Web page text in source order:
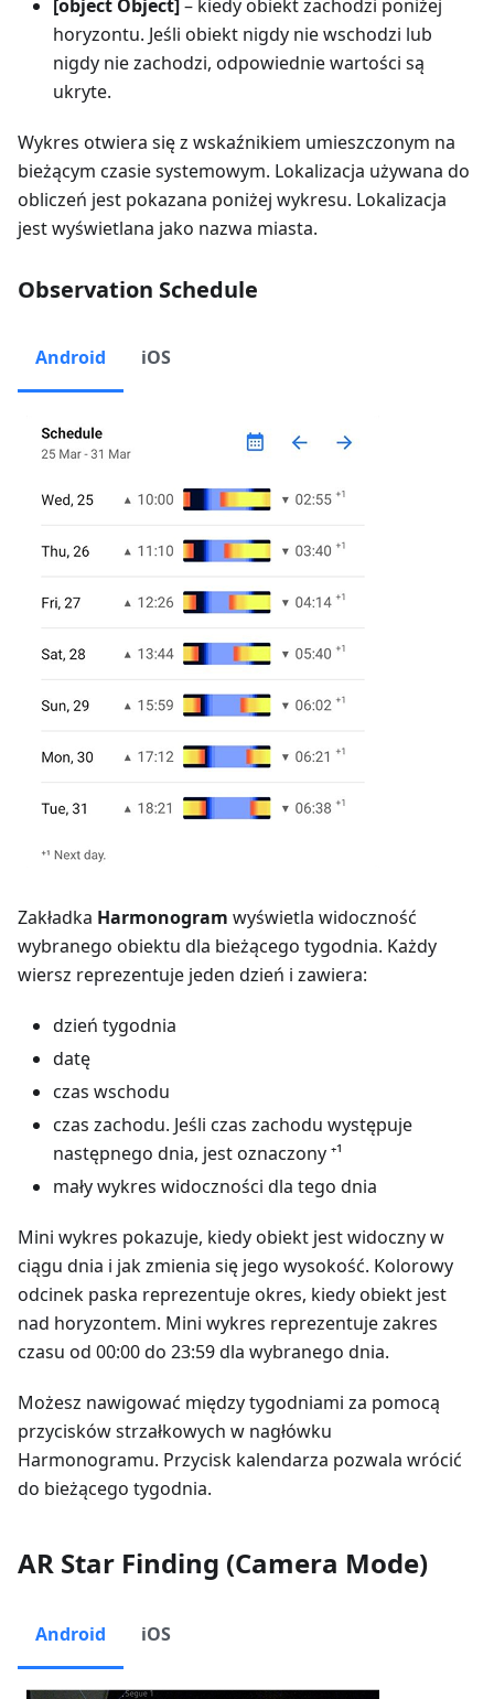
[object Object]– kiedy obiekt zachodzi poniżej
horyzontu. Jeśli obiekt nigdy nie wschodzi lub
nigdy nie zachodzi, odpowiednie wartości są
ukryte.
Wykres otwiera się z wskaźnikiem umieszczonym na
bieżącym czasie systemowym. Lokalizacja używana do
obliczeń jest pokazana poniżej wykresu. Lokalizacja
jest wyświetlana jako nazwa miasta.
Observation Schedule
Android iOS
Zakładka Harmonogram wyświetla widoczność
wybranego obiektu dla bieżącego tygodnia. Każdy
wiersz reprezentuje jeden dzień i zawiera:
dzień tygodnia
datę
czas wschodu
czas zachodu. Jeśli czas zachodu występuje
następnego dnia, jest oznaczony ⁺¹
mały wykres widoczności dla tego dnia
Mini wykres pokazuje, kiedy obiekt jest widoczny w
ciągu dnia i jak zmienia się jego wysokość. Kolorowy
odcinek paska reprezentuje okres, kiedy obiekt jest
nad horyzontem. Mini wykres reprezentuje zakres
czasu od 00:00 do 23:59 dla wybranego dnia.
Możesz nawigować między tygodniami za pomocą
przycisków strzałkowych w nagłówku
Harmonogramu. Przycisk kalendarza pozwala wrócić
do bieżącego tygodnia.
AR Star Finding (Camera Mode)
Android iOS